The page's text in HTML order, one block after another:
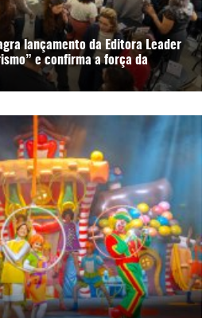
lançamento da Editora Leader
e confirma a força da